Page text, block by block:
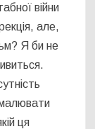
війни
але,
Я би не
ця